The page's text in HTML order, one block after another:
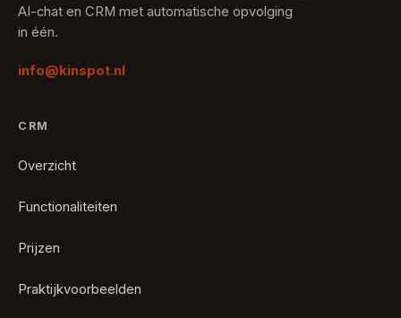
AI-chat en CRM met automatische opvolging
in één.
info@kinspot.nl
CRM
Overzicht
Functionaliteiten
Prijzen
Praktijkvoorbeelden